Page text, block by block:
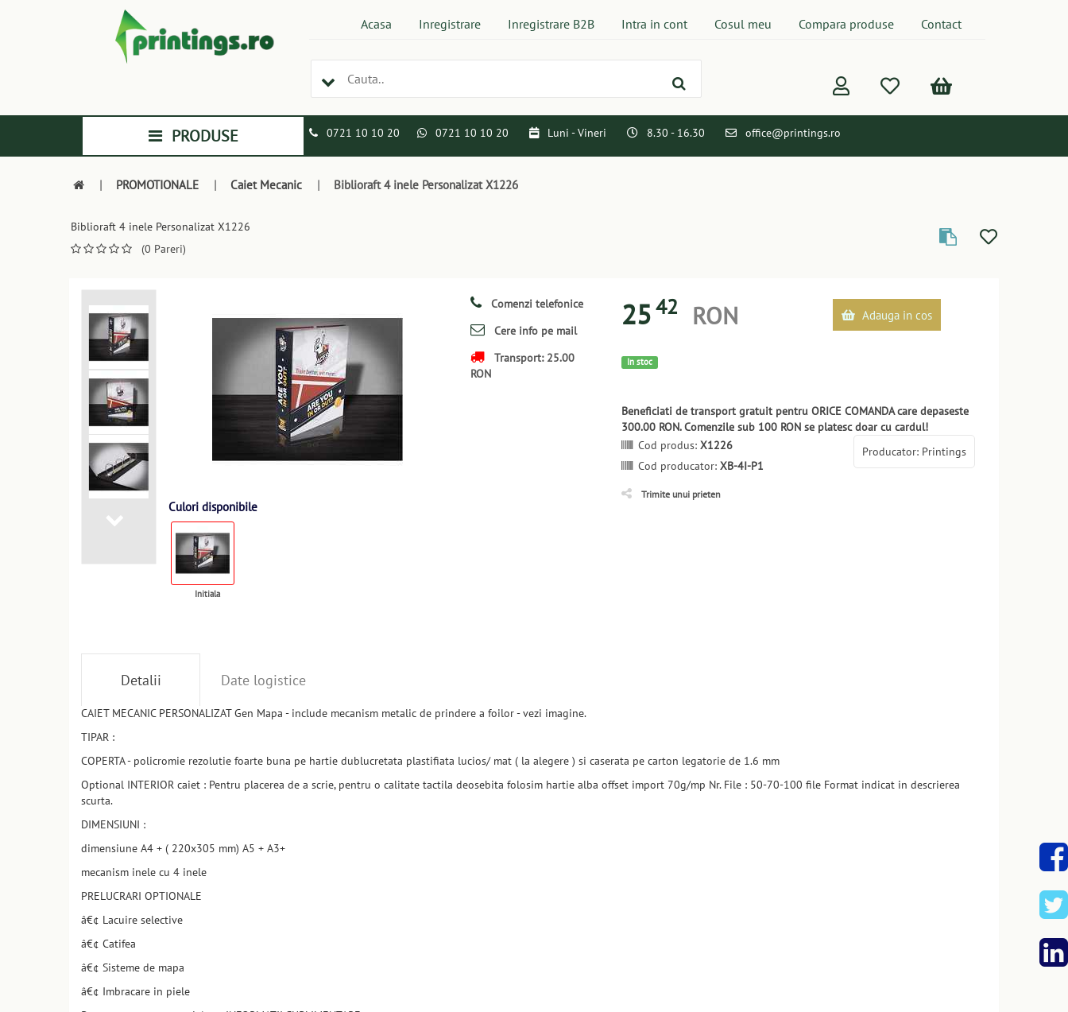
Acasa Inregistrare Inregistrare B2B Intra in cont Cosul meu Compara produse Contact
PRODUSE 0721 10 10 20 0721 10 10 20 Luni - Vineri 8.30 - 16.30 office@printings.ro
| PROMOTIONALE | Caiet Mecanic | Biblioraft 4 inele Personalizat X1226
Biblioraft 4 inele Personalizat X1226
(0 Pareri)
Culori disponibile
Initiala
Comenzi telefonice
Cere info pe mail
Transport: 25.00
RON
2542 RON Adauga in cos
In stoc
Beneficiati de transport gratuit pentru ORICE COMANDA care depaseste
300.00 RON. Comenzile sub 100 RON se platesc doar cu cardul!
Producator: Printings
Cod produs: X1226
Cod producator: XB-4I-P1
Trimite unui prieten
Detalii Date logistice
CAIET MECANIC PERSONALIZAT Gen Mapa - include mecanism metalic de prindere a foilor - vezi imagine.
TIPAR :
COPERTA - policromie rezolutie foarte buna pe hartie dublucretata plastifiata lucios/ mat ( la alegere ) si caserata pe carton legatorie de 1.6 mm
Optional INTERIOR caiet : Pentru placerea de a scrie, pentru o calitate tactila deosebita folosim hartie alba offset import 70g/mp Nr. File : 50-70-100 file Format indicat in descrierea
scurta.
DIMENSIUNI :
dimensiune A4 + ( 220x305 mm) A5 + A3+
mecanism inele cu 4 inele
PRELUCRARI OPTIONALE
â€¢ Lacuire selective
â€¢ Catifea
â€¢ Sisteme de mapa
â€¢ Imbracare in piele